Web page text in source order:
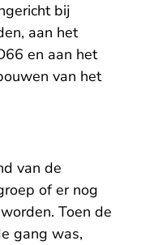
bij
aan het
en aan het
van het
van de
of er nog
Toen de
gang was,